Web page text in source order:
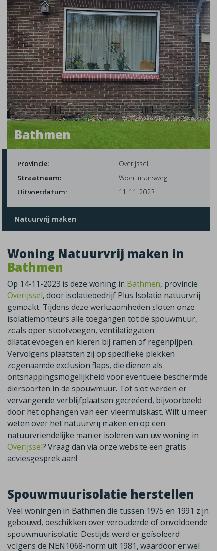
Bathmen
Provincie:
Overijssel
Straatnaam:
Woertmansweg
Uitvoerdatum:
11-11-2023
Natuurvrij maken
Woning Natuurvrij maken in
Bathmen
Op 14-11-2023 is deze woning in Bathmen, provincie
Overijssel, door isolatiebedrijf Plus Isolatie natuurvrij
gemaakt. Tijdens deze werkzaamheden sloten onze
isolatiemonteurs alle toegangen tot de spouwmuur,
zoals open stootvoegen, ventilatiegaten,
dilatatievoegen en kieren bij ramen of regenpijpen.
Vervolgens plaatsten zij op specifieke plekken
zogenaamde exclusion flaps, die dienen als
ontsnappingsmogelijkheid voor eventuele beschermde
diersoorten in de spouwmuur. Tot slot werden er
vervangende verblijfplaatsen gecreëerd, bijvoorbeeld
door het ophangen van een vleermuiskast. Wilt u meer
weten over het natuurvrij maken en op een
natuurvriendelijke manier isoleren van uw woning in
Overijssel? Vraag dan via onze website een gratis
adviesgesprek aan!
Spouwmuurisolatie herstellen
Veel woningen in Bathmen die tussen 1975 en 1991 zijn
gebouwd, beschikken over verouderde of onvoldoende
spouwmuurisolatie. Destijds werd er geïsoleerd
volgens de NEN1068-norm uit 1981, waardoor er wel